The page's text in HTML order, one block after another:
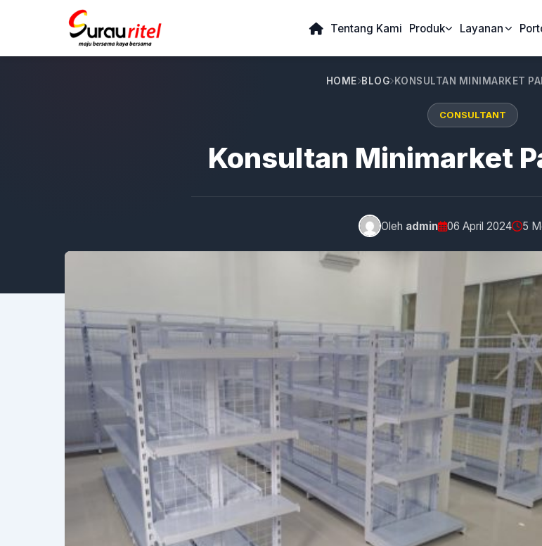
Tentang Kami Produk Layanan
HOME BLOG KONSULTAN MINIMARKET
CONSULTANT
Konsultan Minimarket
Oleh admin 06 April 2024 5